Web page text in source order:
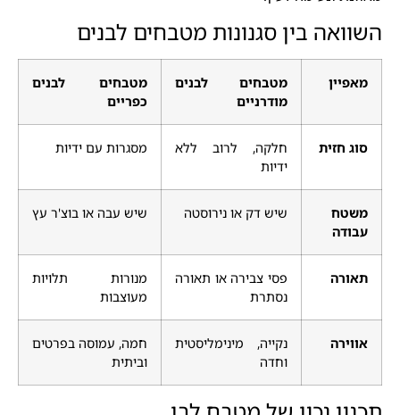
השוואה בין סגנונות מטבחים לבנים
מאפיין
מטבחים לבנים
מודרניים
מטבחים לבנים
כפריים
סוג חזית
חלקה, לרוב ללא
ידיות
מסגרות עם ידיות
משטח
עבודה
שיש דק או נירוסטה שיש עבה או בוצ'ר עץ
תאורה
פסי צבירה או תאורה
נסתרת
מנורות תלויות
מעוצבות
אווירה
נקייה, מינימליסטית
וחדה
חמה, עמוסה בפרטים
וביתית